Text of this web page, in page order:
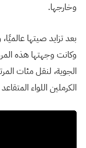
وخارجها.
بعد تزايد صيتها
وكانت وجهتها هذه
الجوية، لنقل مئات
الكرملين اللواء